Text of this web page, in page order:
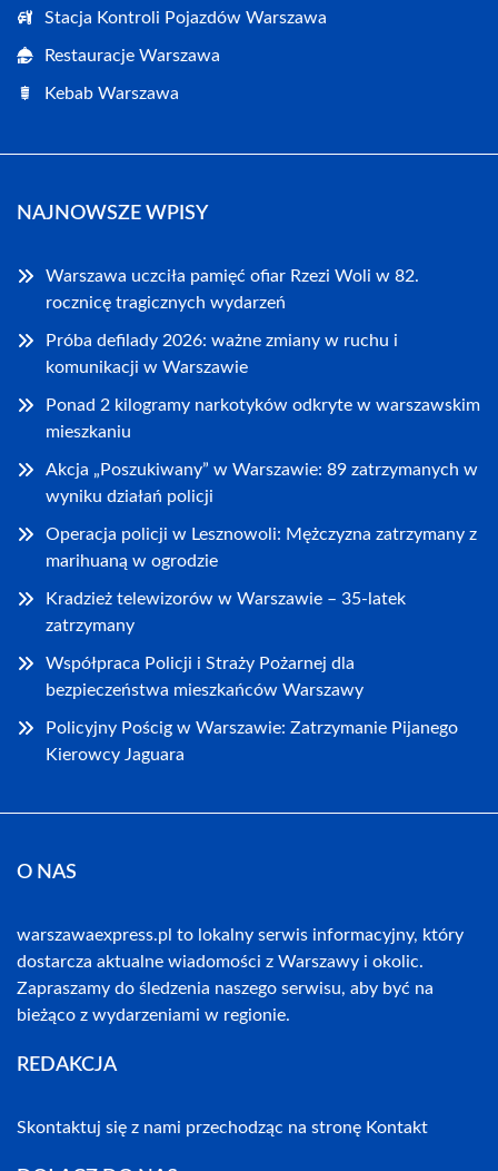
Stacja Kontroli Pojazdów Warszawa
Restauracje Warszawa
Kebab Warszawa
NAJNOWSZE WPISY
Warszawa uczciła pamięć ofiar Rzezi Woli w 82.
rocznicę tragicznych wydarzeń
Próba defilady 2026: ważne zmiany w ruchu i
komunikacji w Warszawie
Ponad 2 kilogramy narkotyków odkryte w warszawskim
mieszkaniu
Akcja „Poszukiwany” w Warszawie: 89 zatrzymanych w
wyniku działań policji
Operacja policji w Lesznowoli: Mężczyzna zatrzymany z
marihuaną w ogrodzie
Kradzież telewizorów w Warszawie – 35-latek
zatrzymany
Współpraca Policji i Straży Pożarnej dla
bezpieczeństwa mieszkańców Warszawy
Policyjny Pościg w Warszawie: Zatrzymanie Pijanego
Kierowcy Jaguara
O NAS
warszawaexpress.pl to lokalny serwis informacyjny, który
dostarcza aktualne wiadomości z Warszawy i okolic.
Zapraszamy do śledzenia naszego serwisu, aby być na
bieżąco z wydarzeniami w regionie.
REDAKCJA
Skontaktuj się z nami przechodząc na stronę Kontakt